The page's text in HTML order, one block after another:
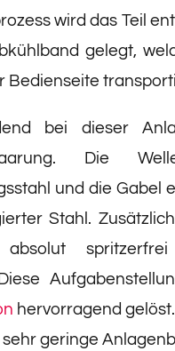
wird das Teil
gelegt,
Bedienseite
bei dieser
Die
und die Gabel
Stahl.
absolut
hervorragend gelöst.
geringe